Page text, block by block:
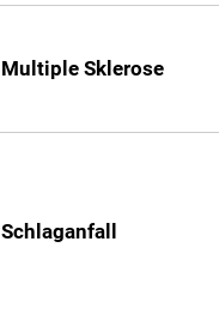
Multiple Sklerose
Schlaganfall